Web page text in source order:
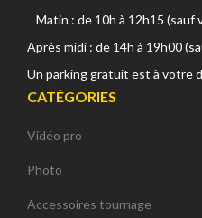
Matin : de 10h à 12h15 (sauf
Après midi : de 14h à 19h00
Un parking gratuit est à votre
CATÉGORIES
Vidéo pro
Photo
Accessoires tournage